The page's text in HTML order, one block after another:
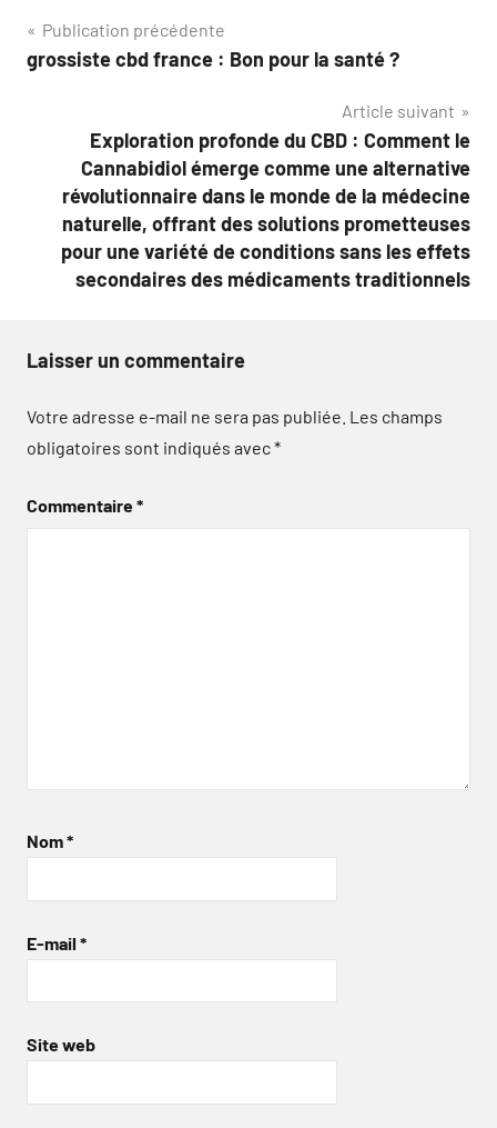
Navigation
de
Publication précédente
grossiste cbd france : Bon pour la santé ?
Article suivant
Exploration profonde du CBD : Comment le
Cannabidiol émerge comme une alternative
révolutionnaire dans le monde de la médecine
naturelle, offrant des solutions prometteuses
pour une variété de conditions sans les effets
secondaires des médicaments traditionnels
Laisser un commentaire
Votre adresse e-mail ne sera pas publiée. Les champs
obligatoires sont indiqués avec*
Commentaire*
Nom*
E-mail *
Site web